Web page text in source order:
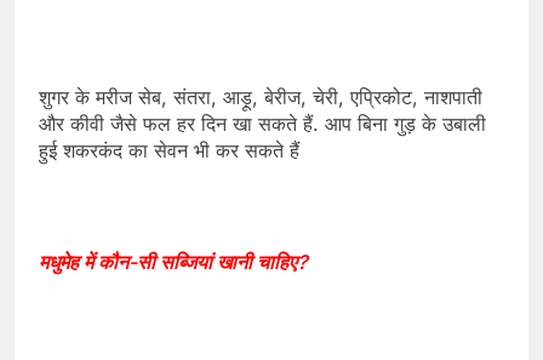
शुगर के मरीज सेब, संतरा, आड़ू, बेरीज, चेरी, एप्रिकोट, नाशपाती
और कीवी जैसे फल हर दिन खा सकते हैं. आप बिना गुड़ के उबाली
हुई शकरकंद का सेवन भी कर सकते हैं
मधुमेह में कौन-सी सब्जियां खानी चाहिए?